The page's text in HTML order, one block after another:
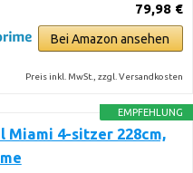
79,98 €
Bei Amazon ansehen
Preis inkl. MwSt., zzgl. Versandkosten
EMPFEHLUNG
Miami 4-sitzer 228cm,